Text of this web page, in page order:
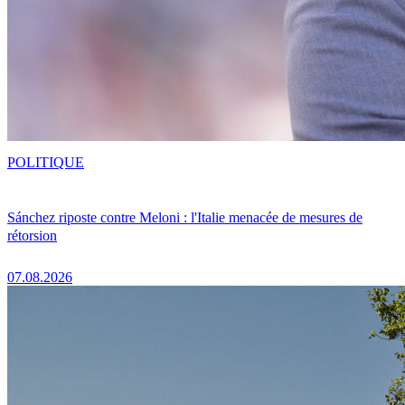
Sánchez riposte contre Meloni : l'Italie menacée de mesures de
rétorsion
07.08.2026
POLITIQUE